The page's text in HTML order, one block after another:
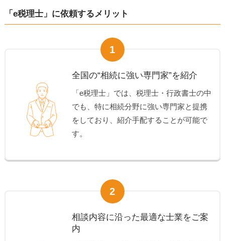
「e税理士」に依頼するメリット
1
全国の“相続に強い専門家”を紹介
「e税理士」では、税理士・行政書士の中
でも、特に相続分野に強い専門家と提携
をしており、紹介手配することが可能で
す。
2
相談内容に沿った最適な士業をご案
内